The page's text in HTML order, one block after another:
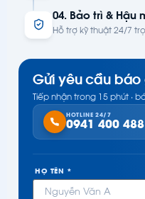
04. Bảo trì & Hậu
Hỗ trợ kỹ thuật 24/7
Gửi yêu cầu báo
Tiếp nhận trong 15 phút ·
HOTLINE 24/7
0941 400 488
HỌ TÊN *